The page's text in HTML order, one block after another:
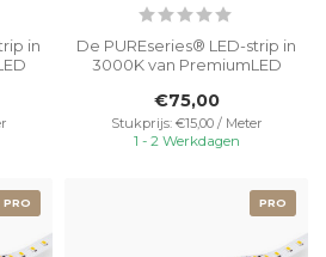
in
De PUREseries® LED-strip in
3000K van PremiumLED
...
€75,00
Stukprijs: €15,00 / Meter
1 - 2 Werkdagen
PRO PRO